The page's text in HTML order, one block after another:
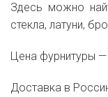
Здесь можно
стекла, латуни,
Цена фурнитуры
Доставка в